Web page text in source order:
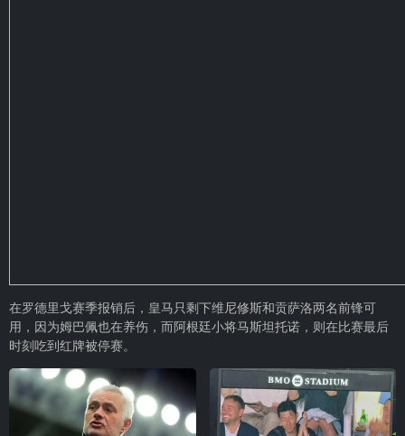
在罗德里戈赛季报销后，皇马只剩下维尼修斯和贡萨洛两名前锋可
用，因为姆巴佩也在养伤，而阿根廷小将马斯坦托诺，则在比赛最后
时刻吃到红牌被停赛。